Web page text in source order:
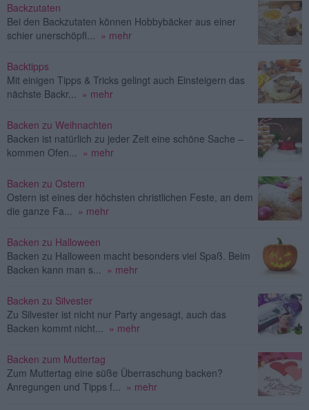
Backzutaten
Bei den Backzutaten können Hobbybäcker aus einer
schier unerschöpfl... » mehr
Backtipps
Mit einigen Tipps & Tricks gelingt auch Einsteigern das
nächste Backr... » mehr
Backen zu Weihnachten
Backen ist natürlich zu jeder Zeit eine schöne Sache –
kommen Ofen... » mehr
Backen zu Ostern
Ostern ist eines der höchsten christlichen Feste, an dem
die ganze Fa... » mehr
Backen zu Halloween
Backen zu Halloween macht besonders viel Spaß. Beim
Backen kann man s... » mehr
Backen zu Silvester
Zu Silvester ist nicht nur Party angesagt, auch das
Backen kommt nicht... » mehr
Backen zum Muttertag
Zum Muttertag eine süße Überraschung backen?
Anregungen und Tipps f... » mehr